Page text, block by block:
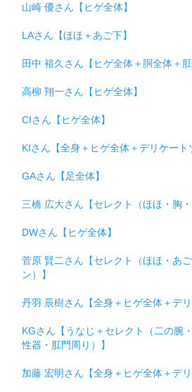
山崎 優さん【ヒゲ全体】
LAさん【ほほ＋あご下】
田中 裕久さん【ヒゲ全体＋胴全体＋肛
高柳 翔一さん【ヒゲ全体】
CIさん【ヒゲ全体】
KIさん【全身＋ヒゲ全体＋デリケート
GAさん【足全体】
三橋 広大さん【セレクト（ほほ・胸
DWさん【ヒゲ全体】
菅原 賢二さん【セレクト（ほほ・あ
ン）】
丹羽 辰樹さん【全身＋ヒゲ全体＋デリ
KGさん【うなじ＋セレクト（二の腕
性器・肛門周り）】
加藤 宏明さん【全身＋ヒゲ全体＋デ